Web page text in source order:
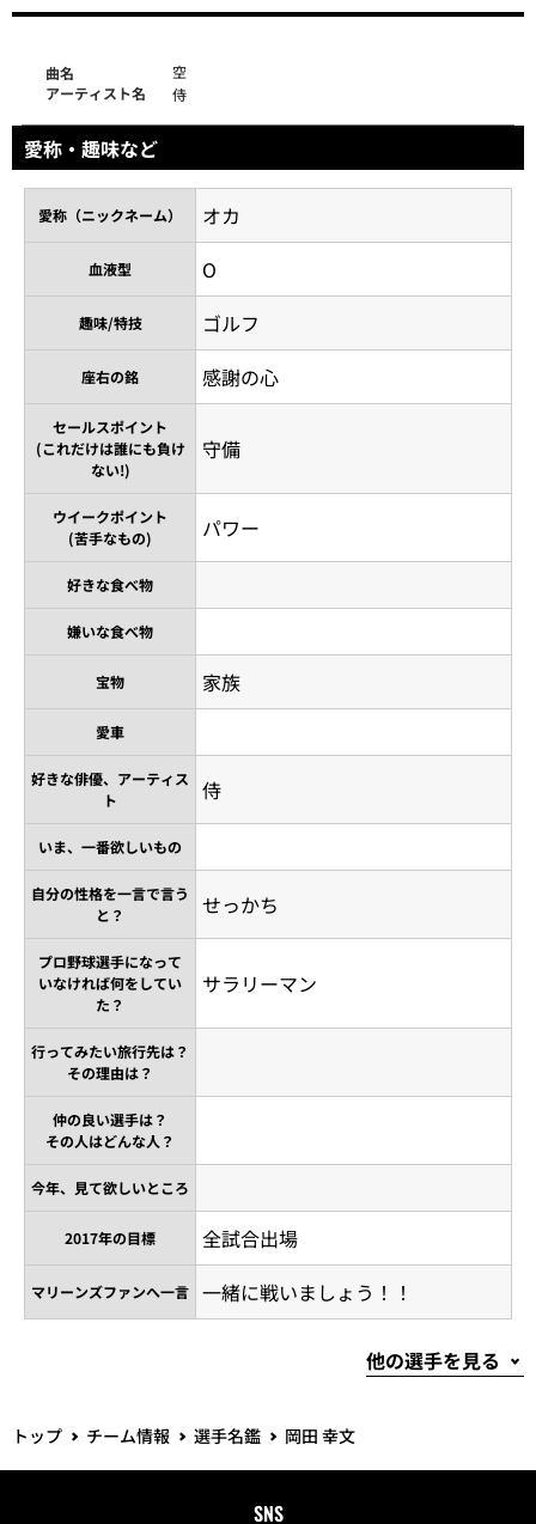
曲名
アーティスト名
空
侍
愛称・趣味など
愛称（ニックネーム） オカ
血液型 O
趣味/特技 ゴルフ
座右の銘 感謝の心
セールスポイント
(これだけは誰にも負け
ない!)
守備
ウイークポイント
(苦手なもの)
パワー
好きな食べ物
嫌いな食べ物
宝物 家族
愛車
好きな俳優、アーティス
ト
侍
いま、一番欲しいもの
自分の性格を一言で言う
と？
せっかち
プロ野球選手になって
いなければ何をしてい
た？
サラリーマン
行ってみたい旅行先は？
その理由は？
仲の良い選手は？
その人はどんな人？
今年、見て欲しいところ
2017年の目標 全試合出場
マリーンズファンへ一言 一緒に戦いましょう！！
トップ チーム情報 選手名鑑 岡田 幸文
SNS